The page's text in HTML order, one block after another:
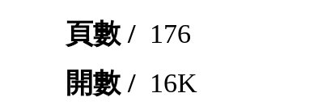
頁數 / 176
開數 / 16K